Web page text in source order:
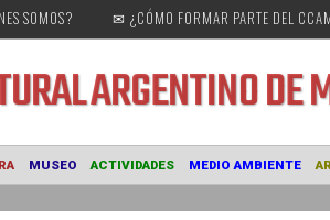
SOMOS? ✉ ¿CÓMO FORMAR PARTE DEL
MUSEO ACTIVIDADES MEDIO